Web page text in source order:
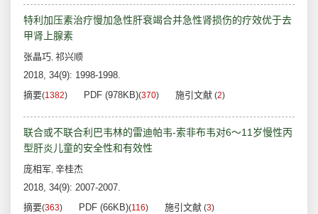
特利加压素治疗慢加急性肝衰竭合并急性肾损伤的疗效优于去
甲肾上腺素
张晶巧, 祁兴顺
2018, 34(9): 1998-1998.
摘要(1382) PDF (978KB)(370) 施引文献 (2)
联合或不联合利巴韦林的雷迪帕韦-索非布韦对6～11岁慢性丙
型肝炎儿童的安全性和有效性
庞相军, 辛桂杰
2018, 34(9): 2007-2007.
摘要(363) PDF (66KB)(116) 施引文献 (3)